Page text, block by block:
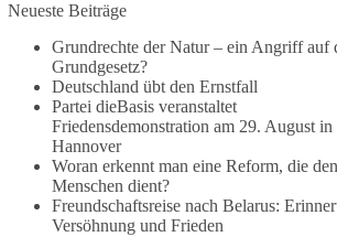
🕊 Wir wollen den Krieg mit Russland nicht!
Am 20. Juni 2026 fand in Berlin am
Brandenburger Tor die Demonstration mit dem
Motto „Russland ist nicht unser Feind“ statt.
Hier ein Auszug aus der Rede von der
Bundestagsabgeordneten Sevim Dağdelen
(BSW).
Neueste Beiträge
Grundrechte der Natur – ein Angriff auf
Grundgesetz?
Deutschland übt den Ernstfall
Partei dieBasis veranstaltet
Friedensdemonstration am 29. August in
Hannover
Woran erkennt man eine Reform, die den
Menschen dient?
Freundschaftsreise nach Belarus:
Versöhnung und Frieden